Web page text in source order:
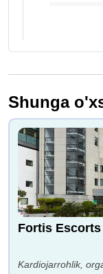
Shunga
Fortis
Kardiojarrohlik,